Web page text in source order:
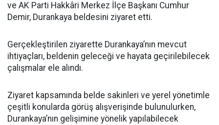
ve AK Parti Hakkâri Merkez İlçe Başkanı Cumhur
Demir, Durankaya beldesini ziyaret etti.
Gerçekleştirilen ziyarette Durankaya’nın mevcut
ihtiyaçları, beldenin geleceği ve hayata geçirilebilecek
çalışmalar ele alındı.
Ziyaret kapsamında belde sakinleri ve yerel yönetimle
çeşitli konularda görüş alışverişinde bulunulurken,
Durankaya’nın gelişimine yönelik yapılabilecek